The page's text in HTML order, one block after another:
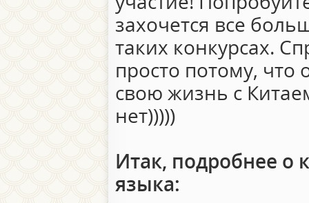
захочется все
таких конкурсах.
просто потому,
свою жизнь с
нет)))))
Итак, подробнее о
языка: